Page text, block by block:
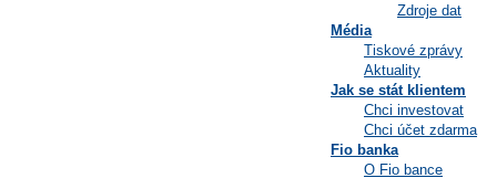
Zdroje dat
Média
Tiskové zprávy
Aktuality
Jak se stát klientem
Chci investovat
Chci účet zdarma
Fio banka
O Fio bance